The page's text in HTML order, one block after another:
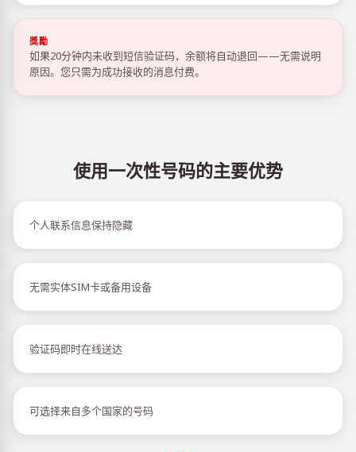
獎勵
如果20分钟内未收到短信验证码，余额将自动退回——无需说明
原因。您只需为成功接收的消息付费。
使用一次性号码的主要优势
个人联系信息保持隐藏
无需实体SIM卡或备用设备
验证码即时在线送达
可选择来自多个国家的号码